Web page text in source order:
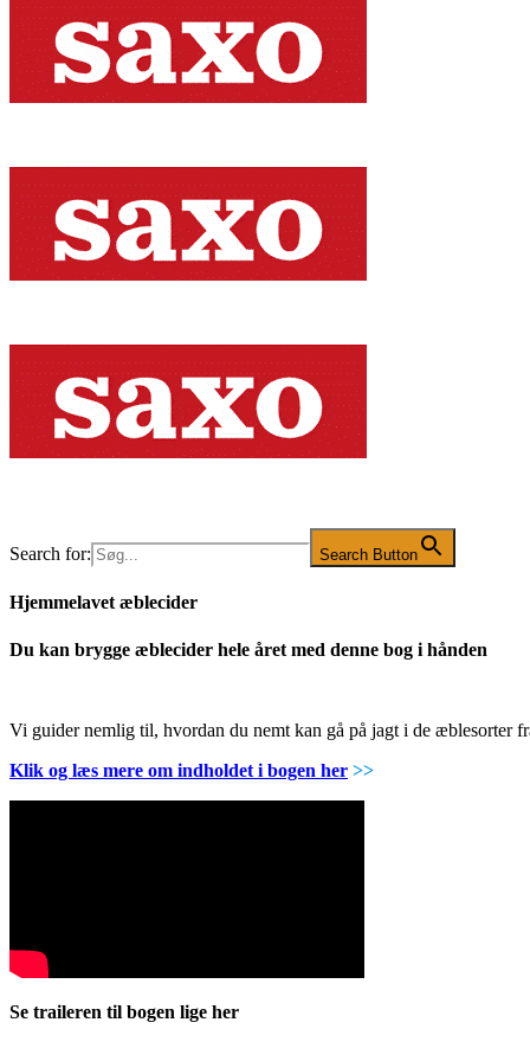
Search for: Search Button
Hjemmelavet æblecider
Du kan brygge æblecider hele året med denne bog i hånden
Vi guider nemlig til, hvordan du nemt kan gå på jagt i de æblesorter
Klik og læs mere om indholdet i bogen her >>
Se traileren til bogen lige her